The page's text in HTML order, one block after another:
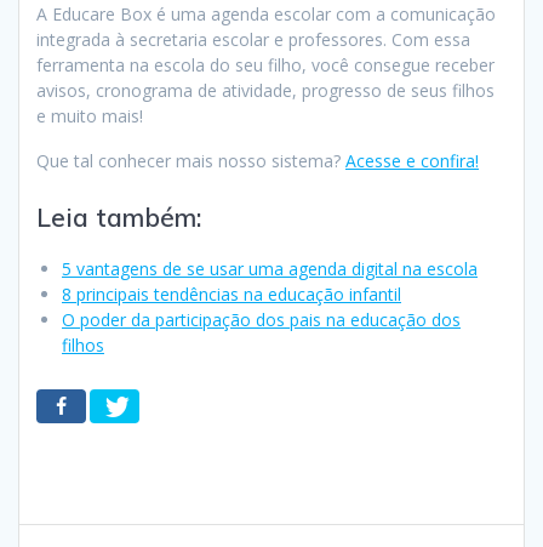
A Educare Box é uma agenda escolar com a comunicação
integrada à secretaria escolar e professores. Com essa
ferramenta na escola do seu filho, você consegue receber
avisos, cronograma de atividade, progresso de seus filhos
e muito mais!
Que tal conhecer mais nosso sistema? Acesse e confira!
Leia também:
5 vantagens de se usar uma agenda digital na escola
8 principais tendências na educação infantil
O poder da participação dos pais na educação dos
filhos